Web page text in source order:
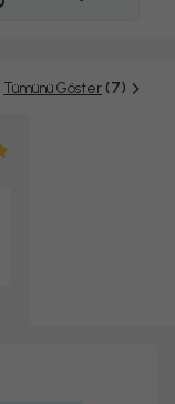
Tümünü Göster (7)